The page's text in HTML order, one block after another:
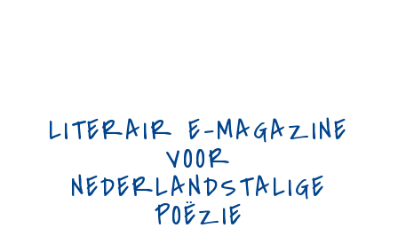
LITERAIR E-MAGAZINE
VOOR
NEDERLANDSTALIGE
POËZIE